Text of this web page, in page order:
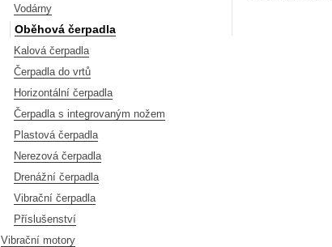
Vodárny
Oběhová čerpadla
Kalová čerpadla
Čerpadla do vrtů
Horizontální čerpadla
Čerpadla s integrovaným nožem
Plastová čerpadla
Nerezová čerpadla
Drenážní čerpadla
Vibrační čerpadla
Příslušenství
Vibrační motory